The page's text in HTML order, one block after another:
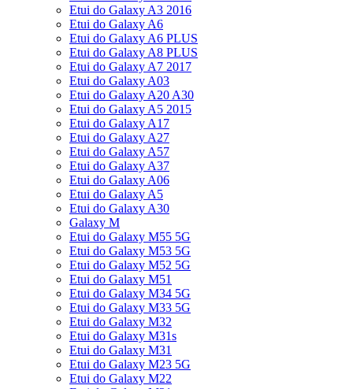
Etui do Galaxy A3 2016
Etui do Galaxy A6
Etui do Galaxy A6 PLUS
Etui do Galaxy A8 PLUS
Etui do Galaxy A7 2017
Etui do Galaxy A03
Etui do Galaxy A20 A30
Etui do Galaxy A5 2015
Etui do Galaxy A17
Etui do Galaxy A27
Etui do Galaxy A57
Etui do Galaxy A37
Etui do Galaxy A06
Etui do Galaxy A5
Etui do Galaxy A30
Galaxy M
Etui do Galaxy M55 5G
Etui do Galaxy M53 5G
Etui do Galaxy M52 5G
Etui do Galaxy M51
Etui do Galaxy M34 5G
Etui do Galaxy M33 5G
Etui do Galaxy M32
Etui do Galaxy M31s
Etui do Galaxy M31
Etui do Galaxy M23 5G
Etui do Galaxy M22